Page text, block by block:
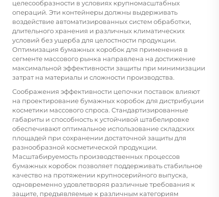
целесообразности в условиях крупномасштабных
операций. Эти контейнеры должны выдерживать
воздействие автоматизированных систем обработки,
длительного хранения и различных климатических
условий без ущерба для целостности продукции.
Оптимизация бумажных коробок для применения в
сегменте массового рынка направлена на достижение
максимальной эффективности защиты при минимизации
затрат на материалы и сложности производства.
Соображения эффективности цепочки поставок влияют
на проектирование бумажных коробок для дистрибуции
косметики массового спроса. Стандартизированные
габариты и способность к устойчивой штабелировке
обеспечивают оптимальное использование складских
площадей при сохранении достаточной защиты для
разнообразной косметической продукции.
Масштабируемость производственных процессов
бумажных коробок позволяет поддерживать стабильное
качество на протяжении крупносерийного выпуска,
одновременно удовлетворяя различные требования к
защите, предъявляемые к различным категориям